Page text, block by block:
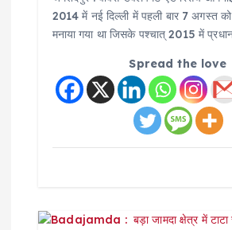
2014 में नई दिल्ली में पहली बार 7 अगस्त
मनाया गया था जिसके पश्चात् 2015 में
Spread the love